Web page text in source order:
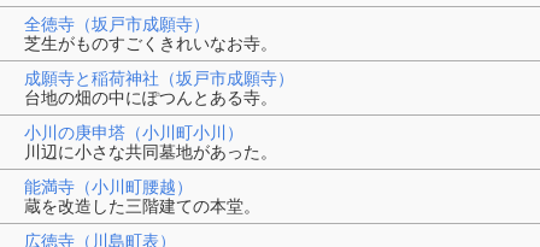
全徳寺（坂戸市成願寺）
芝生がものすごくきれいなお寺。
成願寺と稲荷神社（坂戸市成願寺）
台地の畑の中にぽつんとある寺。
小川の庚申塔（小川町小川）
川辺に小さな共同墓地があった。
能満寺（小川町腰越）
蔵を改造した三階建ての本堂。
広徳寺（川島町表）